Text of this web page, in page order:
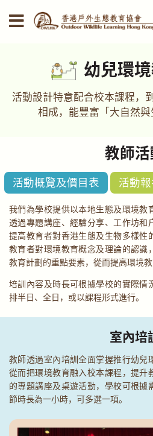
幼兒環
活動設計特意配合校本課程，
相成，能豐富「大自然
教師
活動概覽及價目表 活動
我們為學校提供以本地生態及環境教
透過專題講座、經驗分享、工作坊和
提高教育者對香港生態及生物多樣性
教育者對環境教育概念及理論的認識
教育計劃的重點要素，從而提高環境教
培訓內容及時長可根據學校的實際情
排半日、全日，或以課程形式進行。
室內培
教師透過室內培訓全面掌握推行幼兒
從而把環境教育融入校本課程，提升
的專題講座及桌遊活動，學校可根據
節時長為一小時，可多選一項。